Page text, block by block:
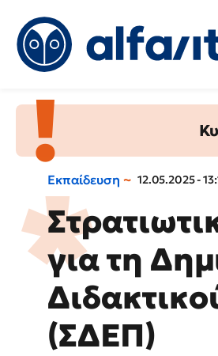
Εκπαίδευση 12.05.2025 -
για τη
(ΣΔΕΠ)